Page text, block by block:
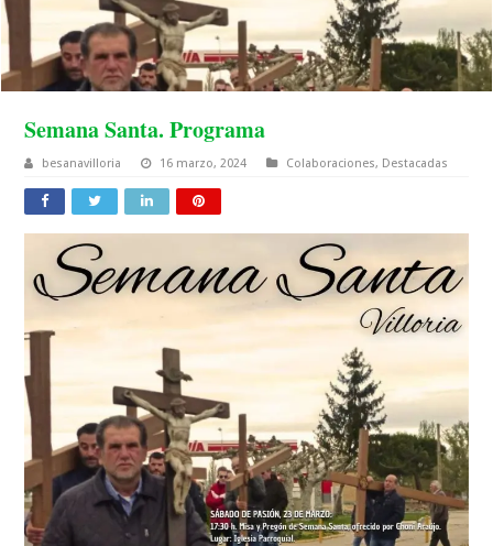
Semana Santa. Programa
besanavilloria 16 marzo, 2024 Colaboraciones, Destacadas